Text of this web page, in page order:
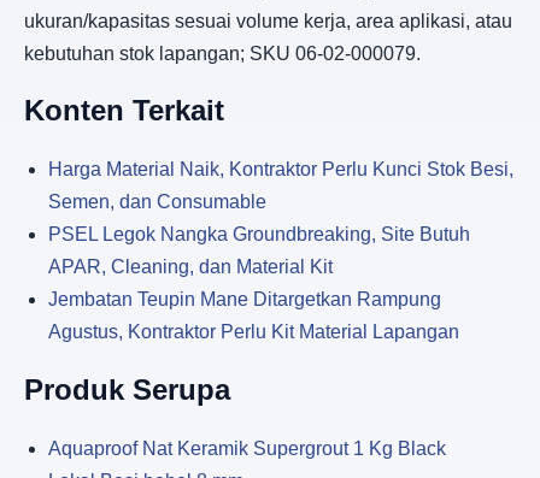
ukuran/kapasitas sesuai volume kerja, area aplikasi, atau
kebutuhan stok lapangan; SKU 06-02-000079.
Konten Terkait
Harga Material Naik, Kontraktor Perlu Kunci Stok Besi,
Semen, dan Consumable
PSEL Legok Nangka Groundbreaking, Site Butuh
APAR, Cleaning, dan Material Kit
Jembatan Teupin Mane Ditargetkan Rampung
Agustus, Kontraktor Perlu Kit Material Lapangan
Produk Serupa
Aquaproof Nat Keramik Supergrout 1 Kg Black